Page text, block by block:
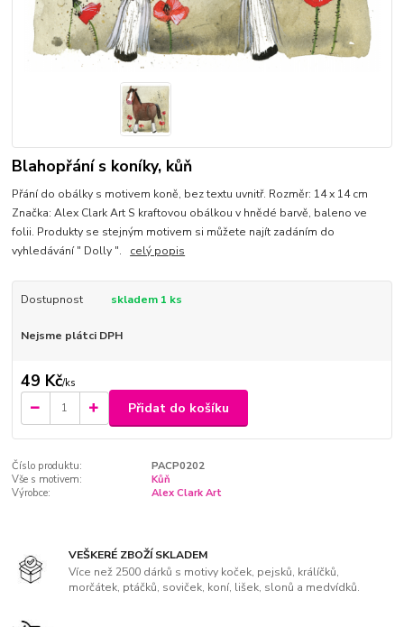
Blahopřání s koníky, kůň
Přání do obálky s motivem koně, bez textu uvnitř. Rozměr: 14 x 14 cm
Značka: Alex Clark Art S kraftovou obálkou v hnědé barvě, baleno ve
folii. Produkty se stejným motivem si můžete najít zadáním do
vyhledávání " Dolly ". celý popis
Dostupnost skladem 1 ks
Nejsme plátci DPH
49 Kč/ks
Přidat do košíku
Číslo produktu:
PACP0202
Vše s motivem:
Kůň
Výrobce:
Alex Clark Art
VEŠKERÉ ZBOŽÍ SKLADEM
Více než 2500 dárků s motivy koček, pejsků, králíčků,
morčátek, ptáčků, soviček, koní, lišek, slonů a medvídků.